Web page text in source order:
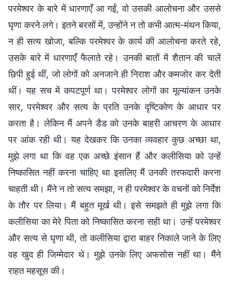
परमेश्वर के बारे में धारणाएँ आ गईं, वो उसकी आलोचना और उससे
घृणा करने लगे। इतने बरसों में, उन्होंने न तो कभी आत्म-मंथन किया,
न ही सत्य खोजा, बल्कि परमेश्वर के कार्य की आलोचना करते रहे,
उसके बारे में धारणाएँ फैलाते रहे। उनकी बातों में शैतान की चालें
छिपी हुई थीं, जो लोगों को अनजाने ही निराश और कमजोर कर देती
थीं। यह सच में कपटपूर्ण था। परमेश्वर लोगों का मूल्यांकन उनके
सार, परमेश्वर और सत्य के प्रति उनके दृष्टिकोण के आधार पर
करता है। लेकिन मैं अपने डैड को उनके बाहरी आचरण के आधार
पर आंक रही थी। यह देखकर कि उनका व्यवहार कुछ अच्छा था,
मुझे लगा था कि वह एक अच्छे इंसान हैं और कलीसिया को उन्हें
निष्कासित नहीं करना चाहिए था इसलिए मैं उनकी तरफदारी करना
चाहती थी। मैंने न तो सत्य समझा, न ही परमेश्वर के वचनों को निर्देश
के तौर पर लिया। मैं बहुत मूर्ख थी। इसे समझते ही मुझे लगा कि
कलीसिया का मेरे पिता को निष्कासित करना सही था। उन्हें परमेश्वर
और सत्य से घृणा थी, तो कलीसिया द्वारा बाहर निकाले जाने के लिए
वह खुद ही जिम्मेदार थे। मुझे उनके लिए अफसोस नहीं था। मैंने
राहत महसूस की।